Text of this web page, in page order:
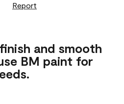
Report
and smooth
BM paint for